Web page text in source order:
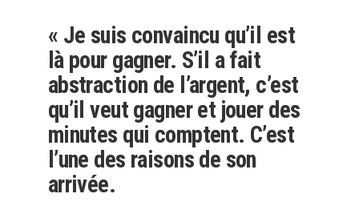
« Je suis convaincu qu’il est
là pour gagner. S’il a fait
abstraction de l’argent, c’est
qu’il veut gagner et jouer des
minutes qui comptent. C’est
l’une des raisons de son
arrivée.